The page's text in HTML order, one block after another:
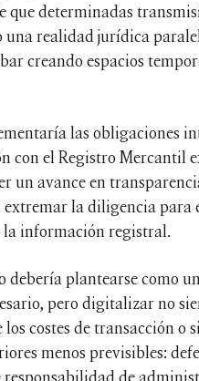
que determinadas
una realidad jurídica
creando espacios
las obligaciones
con el Registro Mercantil
un avance en
la diligencia para
información registral.
debería plantearse como
pero digitalizar no
costes de transacción
menos previsibles: